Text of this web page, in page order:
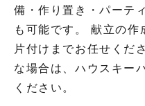
備・作り置き・パーテ
も可能です。 献立の作
片付けまでお任せくだ
な場合は、ハウスキー
ください。